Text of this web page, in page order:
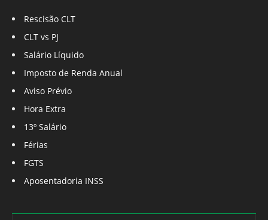
Rescisão CLT
CLT vs PJ
Salário Líquido
Imposto de Renda Anual
Aviso Prévio
Hora Extra
13º Salário
Férias
FGTS
Aposentadoria INSS